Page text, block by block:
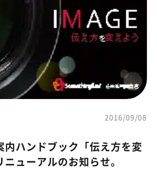
2016/09/08
内ハンドブック「伝え方を変
ニューアルのお知らせ。